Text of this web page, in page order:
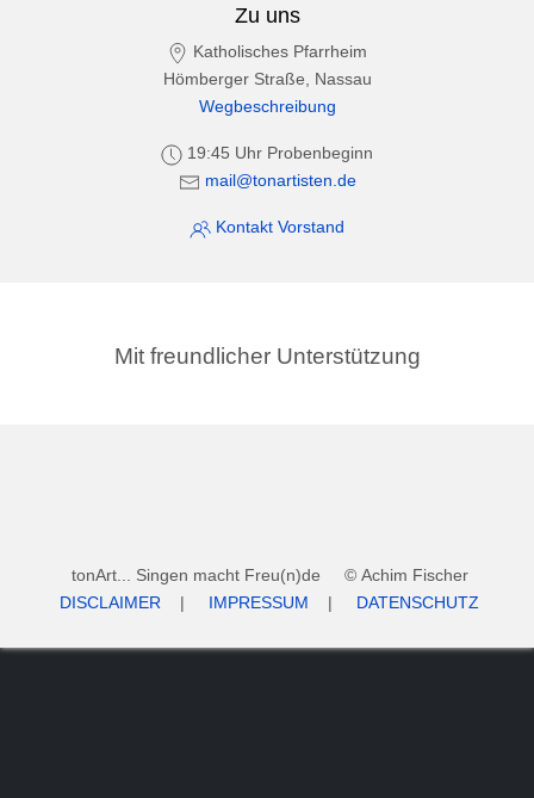
Zu uns
Katholisches Pfarrheim
Hömberger Straße, Nassau
Wegbeschreibung
19:45 Uhr Probenbeginn
mail@tonartisten.de
Kontakt Vorstand
Mit freundlicher Unterstützung
tonArt... Singen macht Freu(n)de © Achim Fischer
DISCLAIMER | IMPRESSUM | DATENSCHUTZ